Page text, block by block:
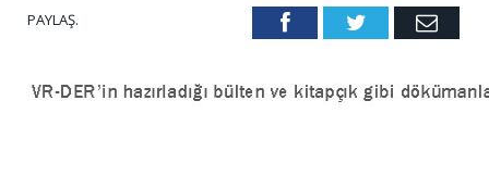
PAYLAŞ. FacebookTwitter Email